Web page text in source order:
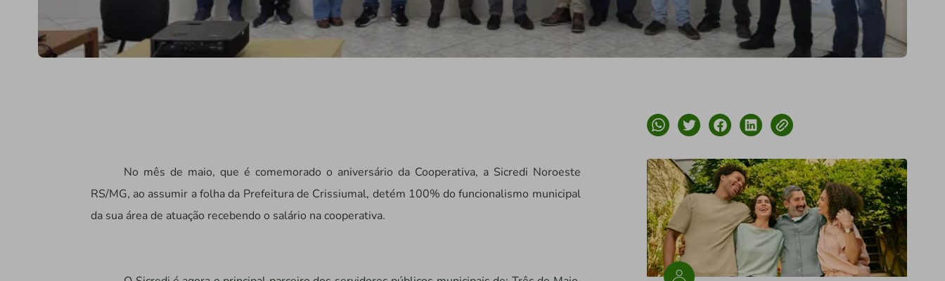
No mês de maio, que é comemorado o aniversário da Cooperativa, a Sicredi Noroeste
RS/MG, ao assumir a folha da Prefeitura de Crissiumal, detém 100% do funcionalismo municipal
da sua área de atuação recebendo o salário na cooperativa.